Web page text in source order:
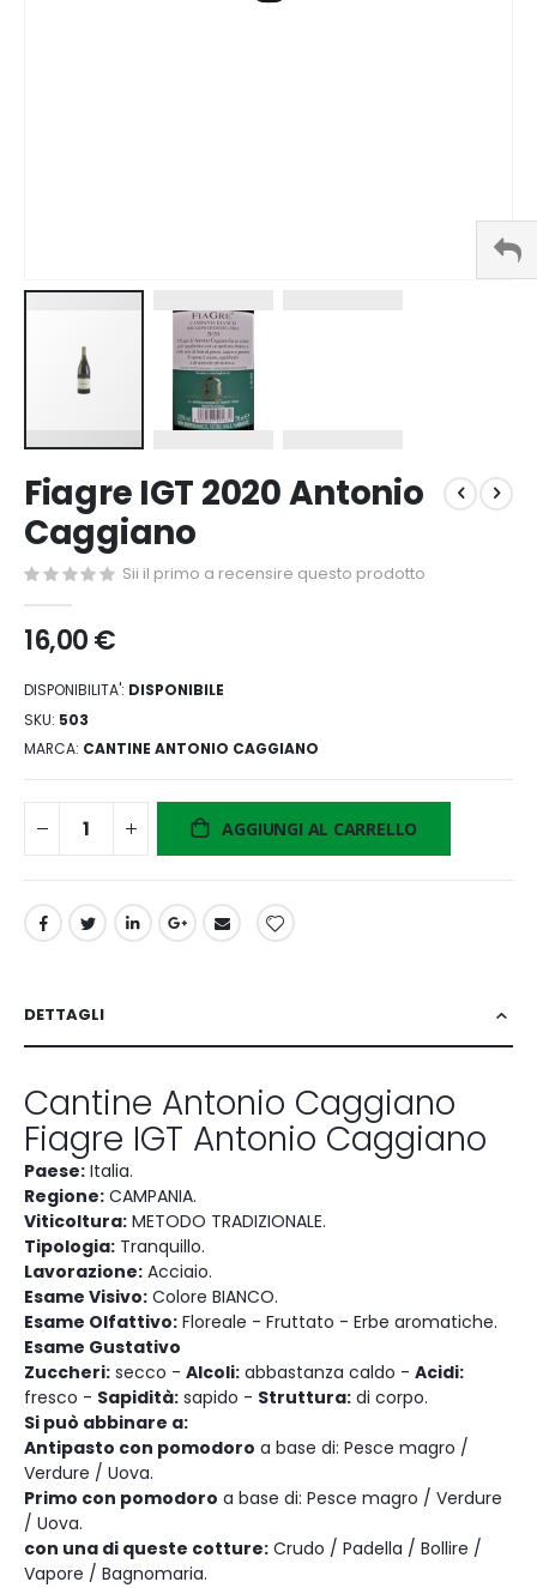
all'inizio
della
galleria
di
immagini
Fiagre IGT 2020 Antonio
Caggiano
Sii il primo a recensire questo prodotto
16,00 €
DISPONIBILITA': DISPONIBILE
SKU 503
MARCA CANTINE ANTONIO CAGGIANO
AGGIUNGI AL CARRELLO
DETTAGLI
Cantine Antonio Caggiano
Fiagre IGT Antonio Caggiano
Paese: Italia.
Regione: CAMPANIA.
Viticoltura: METODO TRADIZIONALE.
Tipologia: Tranquillo.
Lavorazione: Acciaio.
Esame Visivo: Colore BIANCO.
Esame Olfattivo: Floreale - Fruttato - Erbe aromatiche.
Esame Gustativo
Zuccheri: secco - Alcoli: abbastanza caldo - Acidi:
fresco - Sapidità: sapido - Struttura: di corpo.
Si può abbinare a:
Antipasto con pomodoro a base di: Pesce magro /
Verdure / Uova.
Primo con pomodoro a base di: Pesce magro / Verdure
/ Uova.
con una di queste cotture: Crudo / Padella / Bollire /
Vapore / Bagnomaria.